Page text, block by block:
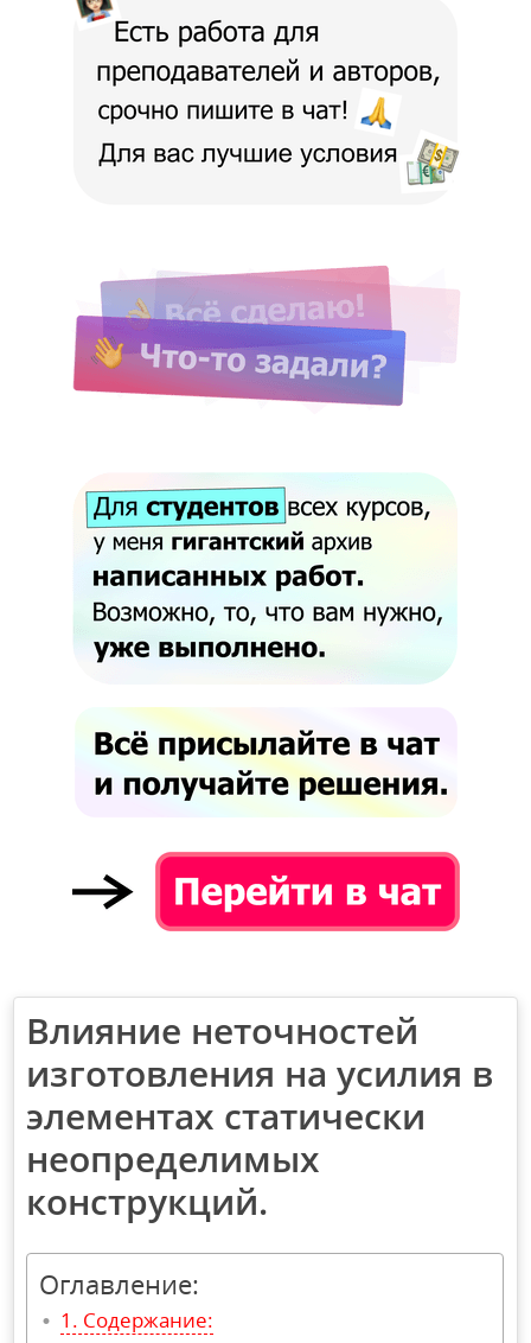
Влияние неточностей
изготовления на усилия в
элементах статически
неопределимых
конструкций.
Оглавление:
Содержание: